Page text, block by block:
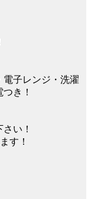
子レンジ・洗濯
き！
い！
す！